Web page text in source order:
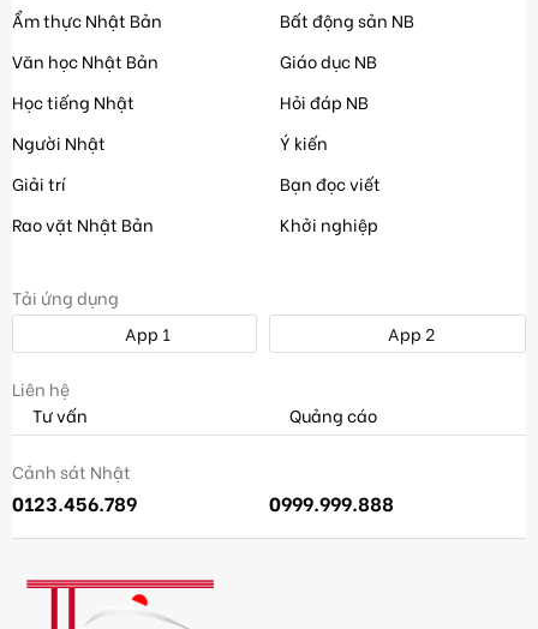
Ẩm thực Nhật Bản
Văn học Nhật Bản
Học tiếng Nhật
Người Nhật
Giải trí
Rao vặt Nhật Bản
Bất động sản NB
Giáo dục NB
Hỏi đáp NB
Ý kiến
Bạn đọc viết
Khởi nghiệp
Tải ứng dụng
App 1
App 2
Liên hệ
Tư vấn
Quảng cáo
Cảnh sát Nhật
0123.456.789 0999.999.888